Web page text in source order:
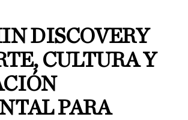
DISCOVERY
CULTURA Y
PARA